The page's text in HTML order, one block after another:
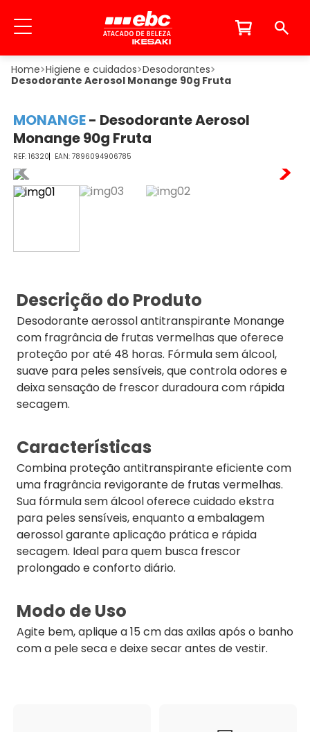
Higiene e cuidados Desodorantes
Desodorante Aerosol Monange 90g Fruta
MONANGE- Desodorante Aerosol
Monange 90g Fruta
16320 7896094906785
Descrição do Produto
Desodorante aerossol antitranspirante Monange
com fragrância de frutas vermelhas que oferece
proteção por até 48 horas. Fórmula sem álcool,
suave para peles sensíveis, que controla odores e
deixa sensação de frescor duradoura com rápida
secagem.
Características
Combina proteção antitranspirante eficiente com
uma fragrância revigorante de frutas vermelhas.
Sua fórmula sem álcool oferece cuidado ekstra
para peles sensíveis, enquanto a embalagem
aerossol garante aplicação prática e rápida
secagem. Ideal para quem busca frescor
prolongado e conforto diário.
Modo de Uso
Agite bem, aplique a 15 cm das axilas após o banho
com a pele seca e deixe secar antes de vestir.